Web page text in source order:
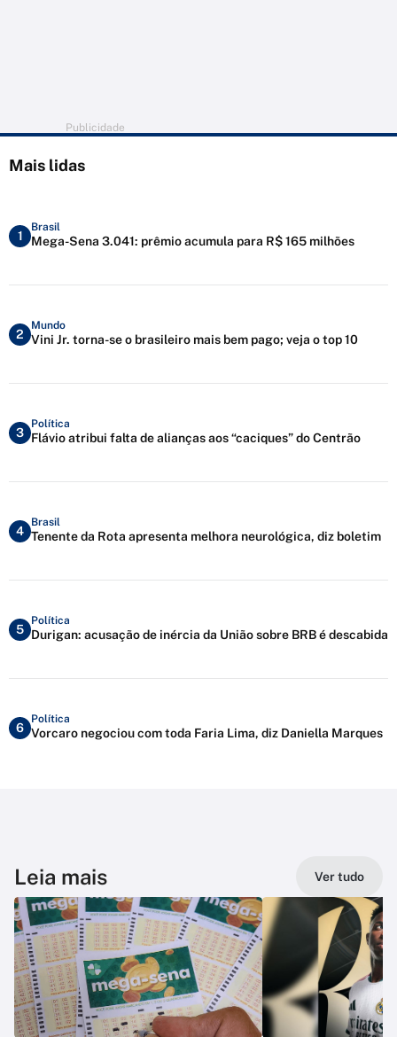
Publicidade
Mais lidas
1
Brasil
Mega-Sena 3.041: prêmio acumula para R$ 165 milhões
2
Mundo
Vini Jr. torna-se o brasileiro mais bem pago; veja o top 10
3
Política
Flávio atribui falta de alianças aos “caciques” do Centrão
4
Brasil
Tenente da Rota apresenta melhora neurológica, diz boletim
5
Política
Durigan: acusação de inércia da União sobre BRB é descabida
6
Política
Vorcaro negociou com toda Faria Lima, diz Daniella Marques
Leia mais Ver tudo